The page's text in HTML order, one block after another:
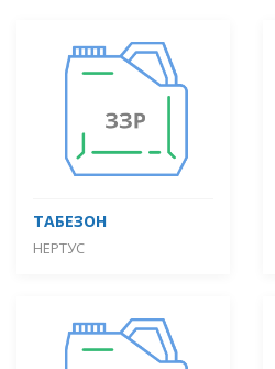
ТАБЕЗОН
НЕРТУС